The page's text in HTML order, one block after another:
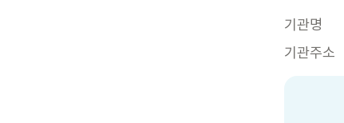
기관명
기관주소